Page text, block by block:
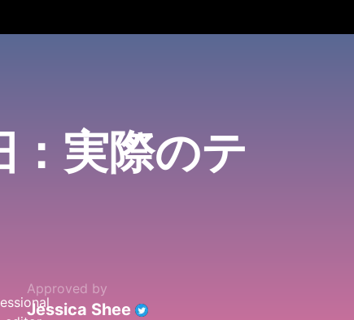
実際のテ
Approved by
Jessica Shee